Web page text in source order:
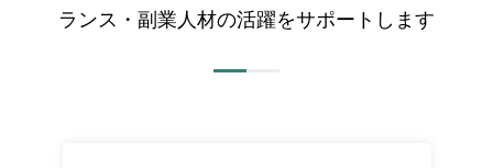
ランス・副業人材の活躍をサポートします